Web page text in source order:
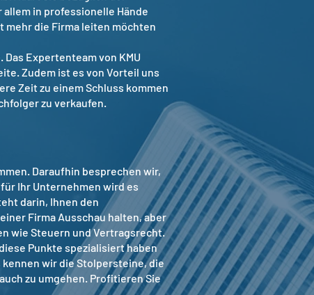
in professionelle Hände
mehr die Firma leiten möchten
Expertenteam von KMU
Zudem ist es von Vorteil uns
Zeit zu einem Schluss kommen
zu verkaufen.
Daraufhin besprechen wir,
Ihr Unternehmen wird es
darin, Ihnen den
Firma Ausschau halten, aber
wie Steuern und Vertragsrecht.
Punkte spezialisiert haben
wir die Stolpersteine, die
zu umgehen. Profitieren Sie